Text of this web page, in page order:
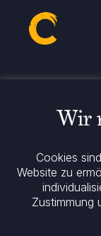
Wir
Cookies
Website zu
Zustimmung